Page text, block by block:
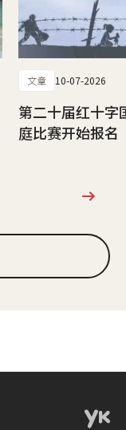
文章 10-07-2026
第二十届红十字
庭比赛开始报名